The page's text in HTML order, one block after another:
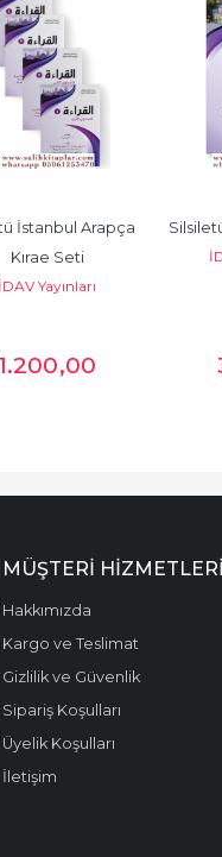
İstanbul Arapça
Kırae Seti
İDAV Yayınları
1.200,00
MÜŞTERI HIZMETLERI
Hakkımızda
Kargo ve Teslimat
Gizlilik ve Güvenlik
Sipariş Koşulları
Üyelik Koşulları
İletişim